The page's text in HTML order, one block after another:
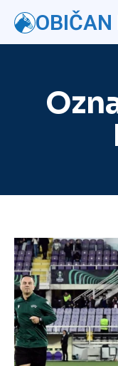
OBIČAN